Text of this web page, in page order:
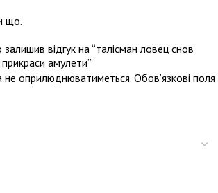
що.
відгук на “талісман ловец снов
амулети”
оприлюднюватиметься. Обов’язкові поля